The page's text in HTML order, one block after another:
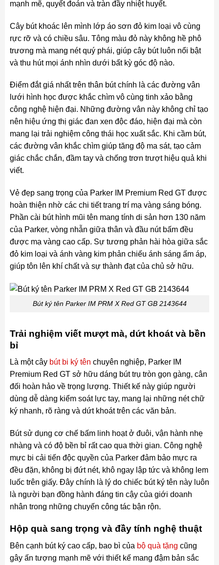
mạnh mẽ, quyết đoán và tràn đầy nhiệt huyết.
Cây bút khoác lên mình lớp áo sơn đỏ kim loại vô cùng
rực rỡ và có chiều sâu. Tông màu đỏ này không hề phô
trương mà mang nét quý phái, giúp cây bút luôn nổi bật
và thu hút mọi ánh nhìn dưới bất kỳ góc độ nào.
Điểm đắt giá nhất trên thân bút chính là các đường vân
lưới hình học được khắc chìm vô cùng tinh xảo bằng
công nghệ hiện đại. Những đường vân này không chỉ tạo
nên hiệu ứng thị giác đan xen độc đáo, hiện đại mà còn
mang lại trải nghiệm công thái học xuất sắc. Khi cầm bút,
các đường vân khắc chìm giúp tăng độ ma sát, tạo cảm
giác chắc chắn, đầm tay và chống trơn trượt hiệu quả khi
viết.
Vẻ đẹp sang trọng của Parker IM Premium Red GT được
hoàn thiện nhờ các chi tiết trang trí mạ vàng sáng bóng.
Phần cài bút hình mũi tên mang tính di sản hơn 130 năm
của Parker, vòng nhẫn giữa thân và đầu nút bấm đều
được mạ vàng cao cấp. Sự tương phản hài hòa giữa sắc
đỏ kim loại và ánh vàng kim phản chiếu ánh sáng ấm áp,
giúp tôn lên khí chất và sự thành đạt của chủ sở hữu.
Bút ký tên Parker IM PRM X Red GT GB 2143644
Trải nghiệm viết mượt mà, dứt khoát và bền
bỉ
Là một cây bút bi ký tên chuyên nghiệp, Parker IM
Premium Red GT sở hữu dáng bút trụ tròn gọn gàng, cân
đối hoàn hảo về trọng lượng. Thiết kế này giúp người
dùng dễ dàng kiểm soát lực tay, mang lại những nét chữ
ký nhanh, rõ ràng và dứt khoát trên các văn bản.
Bút sử dụng cơ chế bấm linh hoạt ở đuôi, vận hành nhẹ
nhàng và có độ bền bỉ rất cao qua thời gian. Công nghệ
mực bi cải tiến độc quyền của Parker đảm bảo mực ra
đều đặn, không bị đứt nét, khô ngay lập tức và không lem
luốc trên giấy. Đây chính là lý do chiếc bút ký tên này luôn
là người bạn đồng hành đáng tin cậy của giới doanh
nhân trong những chuyến công tác bận rộn.
Hộp quà sang trọng và đầy tính nghệ thuật
Bên cạnh bút ký cao cấp, bao bì của bộ quà tặng cũng
gây ấn tượng mạnh mẽ với thiết kế mang đậm bản sắc